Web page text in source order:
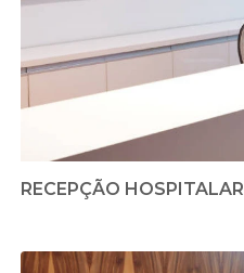
RECEPÇÃO HOSPITALAR